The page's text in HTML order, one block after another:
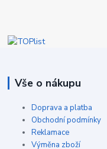
Vše o nákupu
Doprava a platba
Obchodní podmínky
Reklamace
Výměna zboží